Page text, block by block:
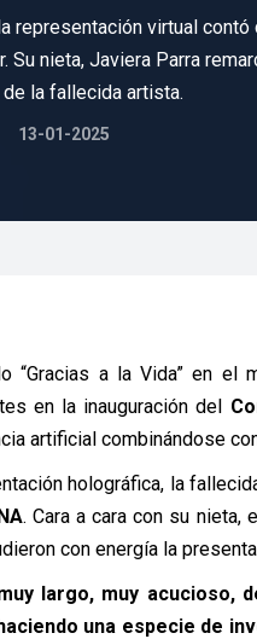
representación virtual
nieta, Javiera Parra
la fallecida artista.
13-01-2025
“Gracias a la Vida” en el
en la inauguración del
artificial combinándose
holográfica, la
. Cara a cara con su nieta,
con energía la
largo, muy acucioso,
una especie de